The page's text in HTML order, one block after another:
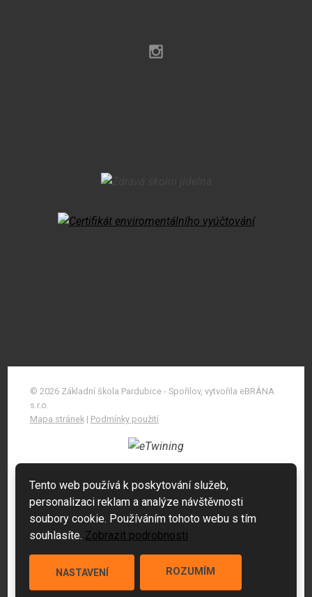
© 2026 Základní škola Pardubice - Spořilov, vytvořila eBRÁNA
s.r.o.
Mapa stránek| Podmínky použití
Tento web používá k poskytování služeb,
personalizaci reklam a analýze návštěvnosti
soubory cookie. Používáním tohoto webu s tím
souhlasíte. Zobrazit podrobnosti
NASTAVENÍ ROZUMÍM